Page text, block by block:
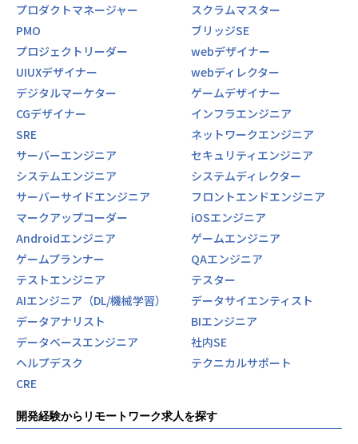
プロダクトマネージャー
スクラムマスター
PMO
ブリッジSE
プロジェクトリーダー
webデザイナー
UIUXデザイナー
webディレクター
デジタルマーケター
ゲームデザイナー
CGデザイナー
インフラエンジニア
SRE
ネットワークエンジニア
サーバーエンジニア
セキュリティエンジニア
システムエンジニア
システムディレクター
サーバーサイドエンジニア
フロントエンドエンジニア
マークアップコーダー
iOSエンジニア
Androidエンジニア
ゲームエンジニア
ゲームプランナー
QAエンジニア
テストエンジニア
テスター
AIエンジニア（DL/機械学習）
データサイエンティスト
データアナリスト
BIエンジニア
データベースエンジニア
社内SE
ヘルプデスク
テクニカルサポート
CRE
開発経験からリモートワーク求人を探す